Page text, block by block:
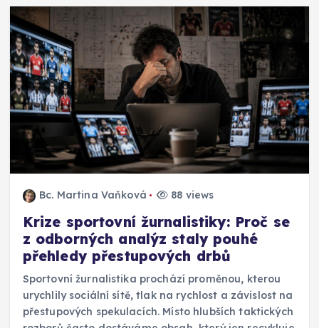
Bc. Martina Vaňková 88 views
Krize sportovní žurnalistiky: Proč se
z odborných analýz staly pouhé
přehledy přestupových drbů
Sportovní žurnalistika prochází proměnou, kterou
urychlily sociální sítě, tlak na rychlost a závislost na
přestupových spekulacích. Místo hlubších taktických